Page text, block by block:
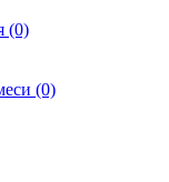
(0)
(0)